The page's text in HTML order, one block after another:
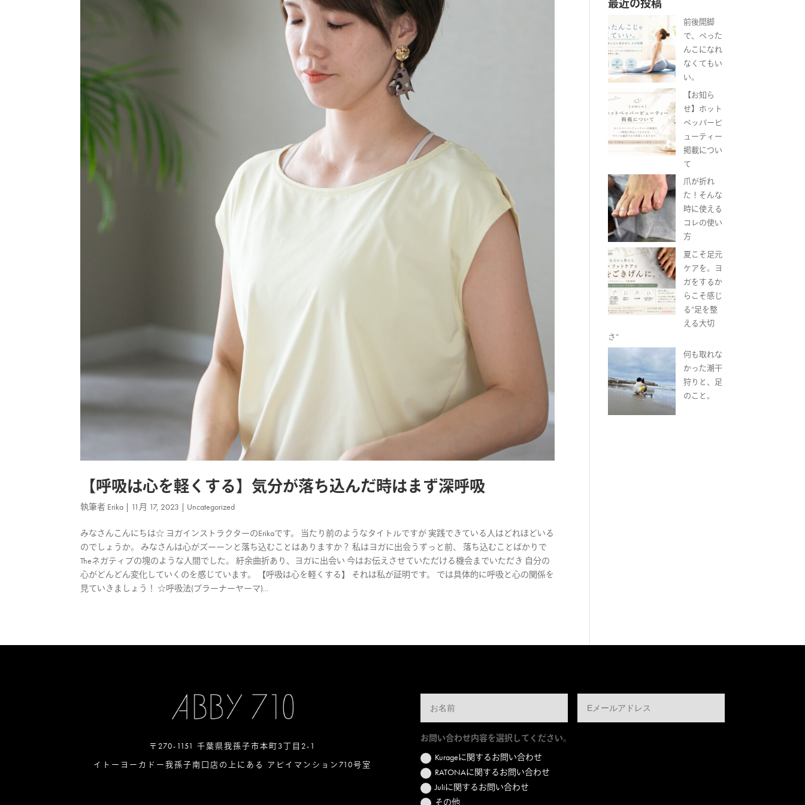
【呼吸は心を軽くする】気分が落ち込んだ時はまず深呼吸
執筆者 Erika | 11月 17, 2023 | Uncategorized
みなさんこんにちは☆ ヨガインストラクターのErikaです。 当たり前のようなタイトルですが 実践できている人はどれほどいる
のでしょうか。 みなさんは心がズーーンと落ち込むことはありますか？ 私はヨガに出会うずっと前、 落ち込むことばかりで
Theネガティブの塊のような人間でした。 紆余曲折あり、ヨガに出会い 今はお伝えさせていただける機会までいただき 自分の
心がどんどん変化していくのを感じています。 【呼吸は心を軽くする】 それは私が証明です。 では具体的に呼吸と心の関係を
見ていきましょう！ ☆呼吸法(プラーナーヤーマ)...
最近の投稿
前後開脚
で、ぺった
んこになれ
なくてもい
い。
【お知ら
せ】ホット
ペッパービ
ューティー
掲載につい
て
爪が折れ
た！そんな
時に使える
コレの使い
方
夏こそ足元
ケアを。ヨ
ガをするか
らこそ感じ
る“足を整
える大切
さ”
何も取れな
かった潮干
狩りと、足
のこと。
〒270-1151 千葉県我孫子市本町3丁目2-1
イトーヨーカドー我孫子南口店の上にある アビイマンション710号室
お問い合わせ内容を選択してください。
Kurageに関するお問い合わせ
RATONAに関するお問い合わせ
Juliに関するお問い合わせ
その他